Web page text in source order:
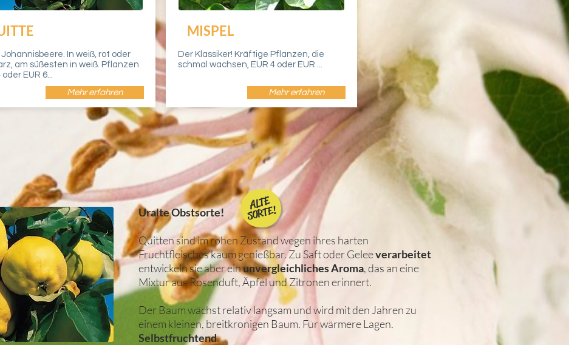
Johannisbeere. In weiß, rot oder
am süßesten in weiß. Pflanzen
oder EUR 6...
Mehr erfahren
MISPEL
Der Klassiker! Kräftige Pflanzen, die
schmal wachsen, EUR 4 oder EUR ...
Mehr erfahren
Uralte Obstsorte!
Quitten sind im rohen Zustand wegen ihres harten
Fruchtfleisches kaum genießbar. Zu Saft oder Geleeverarbeitet
entwickeln sie aber einunvergleichliches Aroma, das an eine
Mixtur aus Rosenduft, Äpfel und Zitronen erinnert.
Der Baum wächst relativ langsam und wird mit den Jahren zu
einem kleinen, breitkronigen Baum. Für wärmere Lagen.
Selbstfruchtend.
ALTE
SORTE!